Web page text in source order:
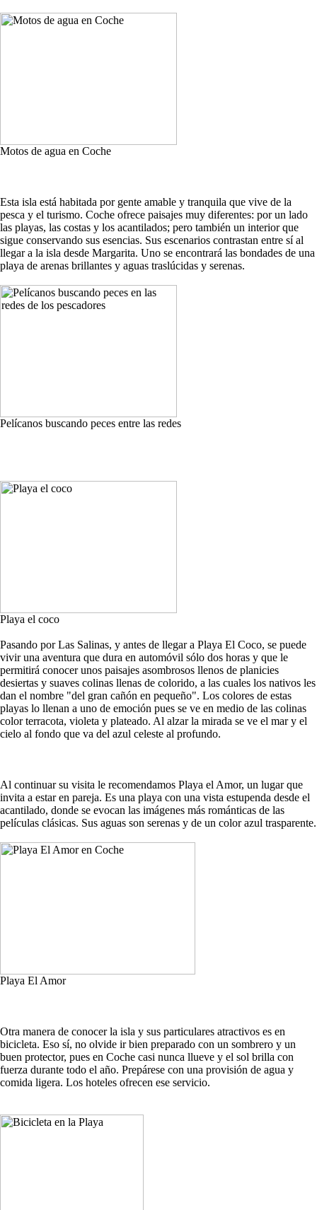
Motos de agua en Coche
Esta isla está habitada por gente amable y tranquila que vive de la
pesca y el turismo. Coche ofrece paisajes muy diferentes: por un lado
las playas, las costas y los acantilados; pero también un interior que
sigue conservando sus esencias. Sus escenarios contrastan entre sí al
llegar a la isla desde Margarita. Uno se encontrará las bondades de una
playa de arenas brillantes y aguas traslúcidas y serenas.
Pelícanos buscando peces entre las redes
Playa el coco
Pasando por Las Salinas, y antes de llegar a Playa El Coco, se puede
vivir una aventura que dura en automóvil sólo dos horas y que le
permitirá conocer unos paisajes asombrosos llenos de planicies
desiertas y suaves colinas llenas de colorido, a las cuales los nativos les
dan el nombre "del gran cañón en pequeño". Los colores de estas
playas lo llenan a uno de emoción pues se ve en medio de las colinas
color terracota, violeta y plateado. Al alzar la mirada se ve el mar y el
cielo al fondo que va del azul celeste al profundo.
Al continuar su visita le recomendamos Playa el Amor, un lugar que
invita a estar en pareja. Es una playa con una vista estupenda desde el
acantilado, donde se evocan las imágenes más románticas de las
películas clásicas. Sus aguas son serenas y de un color azul trasparente.
Playa El Amor
Otra manera de conocer la isla y sus particulares atractivos es en
bicicleta. Eso sí, no olvide ir bien preparado con un sombrero y un
buen protector, pues en Coche casi nunca llueve y el sol brilla con
fuerza durante todo el año. Prepárese con una provisión de agua y
comida ligera. Los hoteles ofrecen ese servicio.